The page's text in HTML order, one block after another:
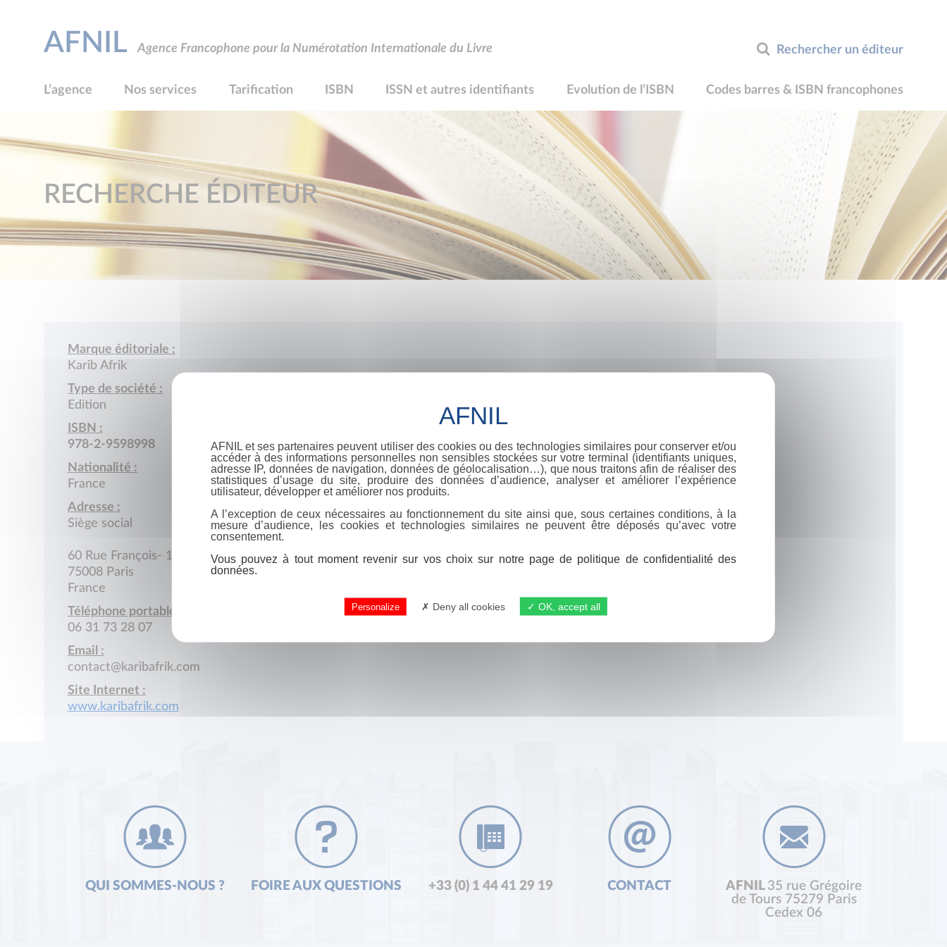
Rechercher un éditeur
AFNIL Agence Francophone pour la Numérotation Internationale du Livre
L’agence Nos services Tarification ISBN ISSN et autres identifiants Evolution de l’ISBN Codes barres & ISBN francophones
RECHERCHE ÉDITEUR
Marque éditoriale :
Karib Afrik
Type de société :
Edition
ISBN :
978-2-9598998
Nationalité :
France
Adresse :
Siège social
60 Rue François- 1er
75008 Paris
France
Téléphone portable :
06 31 73 28 07
Email :
contact@karibafrik.com
Site Internet :
www.karibafrik.com
QUI SOMMES-NOUS ? FOIRE AUX QUESTIONS +33 (0) 1 44 41 29 19 CONTACT AFNIL 35 rue Grégoire
de Tours 75279 Paris
Cedex 06
AFNIL et ses partenaires peuvent utiliser des cookies ou des technologies similaires pour conserver et/ou
accéder à des informations personnelles non sensibles stockées sur votre terminal (identifiants uniques,
adresse IP, données de navigation, données de géolocalisation…), que nous traitons afin de réaliser des
statistiques d’usage du site, produire des données d’audience, analyser et améliorer l’expérience
utilisateur, développer et améliorer nos produits.
A l’exception de ceux nécessaires au fonctionnement du site ainsi que, sous certaines conditions, à la
mesure d’audience, les cookies et technologies similaires ne peuvent être déposés qu’avec votre
consentement.
Vous pouvez à tout moment revenir sur vos choix sur notre page de politique de confidentialité des
données.
Personalize Deny all cookies OK, accept all